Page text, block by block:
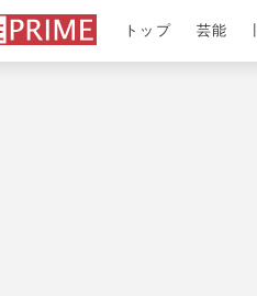
トップ 芸能